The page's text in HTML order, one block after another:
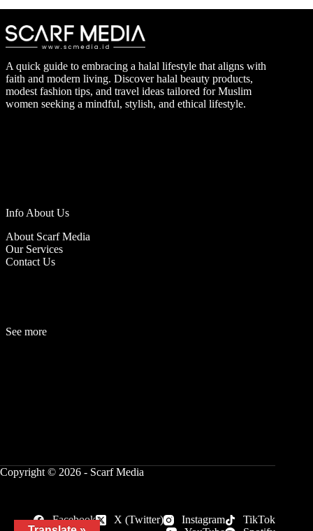
A quick guide to embracing a halal lifestyle that aligns with
faith and modern living. Discover halal beauty products,
modest fashion tips, and travel ideas tailored for Muslim
women seeking a mindful, stylish, and ethical lifestyle.
Info About Us
About Scarf Media
Our Services
Contact Us
See more
Copyright © 2026 - Scarf Media
Facebook X (Twitter) Instagram
TikTok